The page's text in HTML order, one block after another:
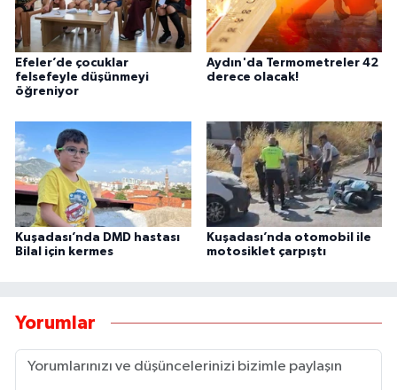
Efeler’de çocuklar
felsefeyle düşünmeyi
öğreniyor
Aydın'da Termometreler 42
derece olacak!
Kuşadası’nda DMD hastası
Bilal için kermes
Kuşadası’nda otomobil ile
motosiklet çarpıştı
Yorumlar